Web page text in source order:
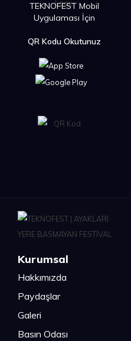
TEKNOFEST Mobil
Uygulaması İçin
QR Kodu Okutunuz
Kurumsal
Hakkımızda
Paydaşlar
Galeri
Basın Odası